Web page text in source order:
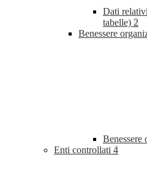
Dati
tabelle) 2
Benessere
Benessere
Enti controllati 4